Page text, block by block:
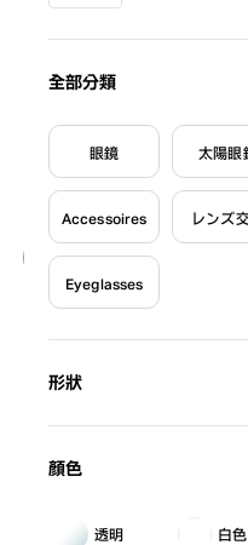
全部分類
眼鏡 太陽眼
Accessoires レンズ
Eyeglasses
形狀
顏色
透明 白色
OWNDAYS | SUN
SUN2128M-6SC1 / Size: XL